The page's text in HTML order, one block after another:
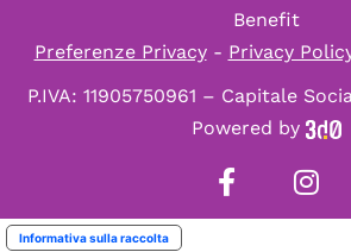
Benefit
Preferenze Privacy- Privacy
P.IVA: 11905750961 – Capitale
Powered by
Informativa sulla raccolta